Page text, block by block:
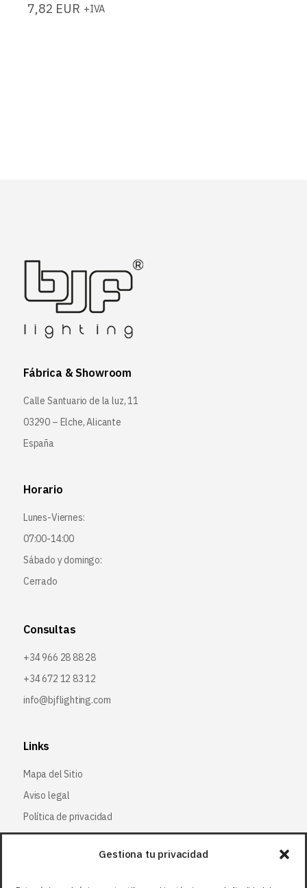
Gestiona tu privacidad
7,82 EUR +IVA
Fábrica & Showroom
Calle Santuario de la luz, 11
03290 – Elche, Alicante
España
Horario
Lunes-Viernes:
07:00-14:00
Sábado y domingo:
Cerrado
Consultas
+34 966 28 88 28
+34 672 12 83 12
info@bjflighting.com
Links
Mapa del Sitio
Aviso legal
Política de privacidad
Política de cookies
Síguenos